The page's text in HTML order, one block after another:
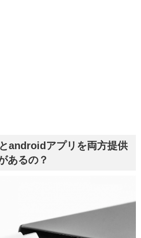
androidアプリを両方提供
あるの？